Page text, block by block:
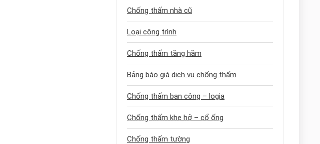
Chống thấm nhà cũ
Loại công trình
Chống thấm tầng hầm
Bảng báo giá dịch vụ chống thấm
Chống thấm ban công – logia
Chống thấm khe hở – cổ ống
Chống thấm tường